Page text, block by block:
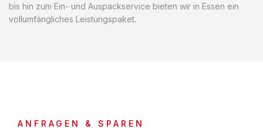
bis hin zum Ein- und Auspackservice bieten wir in Essen ein
vollumfängliches Leistungspaket.
ANFRAGEN & SPAREN